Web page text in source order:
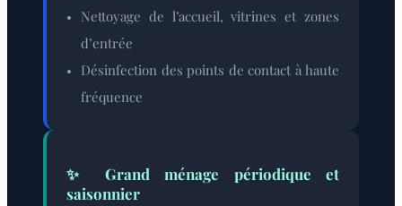
Nettoyage de l’accueil, vitrines et zones
d’entrée
Désinfection des points de contact à haute
fréquence
✨ Grand ménage périodique et
saisonnier